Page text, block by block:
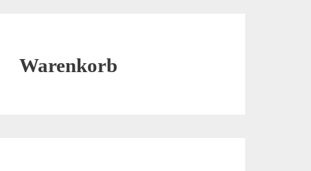
Warenkorb